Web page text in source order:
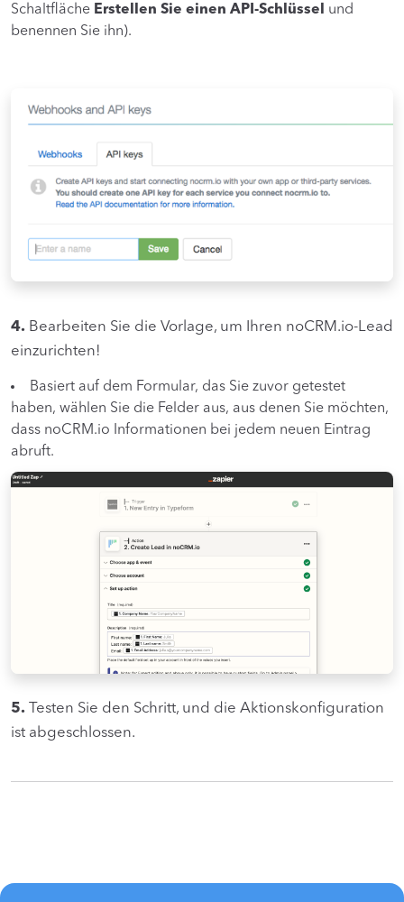
Schaltfläche Erstellen Sie einen API-Schlüssel
und
benennen Sie ihn).
4. Bearbeiten Sie die Vorlage, um Ihren noCRM.io-Lead
einzurichten!
Basiert auf dem Formular, das Sie zuvor getestet
haben, wählen Sie die Felder aus, aus denen Sie möchten,
dass noCRM.io Informationen bei jedem neuen Eintrag
abruft.
5. Testen Sie den Schritt, und die Aktionskonfiguration
ist abgeschlossen.